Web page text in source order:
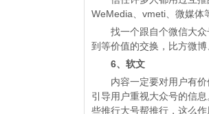
WeMedia、vmeti、微媒体
找一个跟自个微信大众
到等价值的交换，比方微
6、软文
内容一定要对用户有价
引导用户重视大众号的信
些推行大号帮推行，这么作